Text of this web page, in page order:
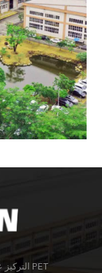
التركيز على حل نظام التشكيل الذكي لإرجاع زجاجة PET